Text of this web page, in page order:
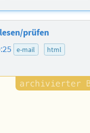
prüfen
e-mail html